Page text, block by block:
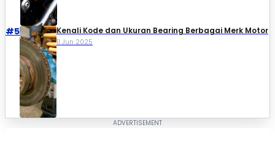
#5 Kenali Kode dan Ukuran Bearing Berbagai Merk Motor
11 Jun 2025